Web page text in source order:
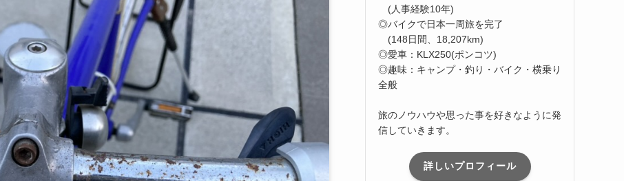
(人事経験10年)
◎バイクで日本一周旅を完了
(148日間、18,207km)
◎愛車：KLX250(ポンコツ)
◎趣味：キャンプ・釣り・バイク・横乗り
全般
旅のノウハウや思った事を好きなように発
信していきます。
詳しいプロフィール